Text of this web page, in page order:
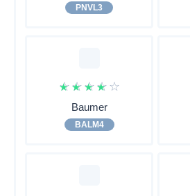
PNVL3
☆ ☆ ☆ ☆ ☆
Baumer
BALM4